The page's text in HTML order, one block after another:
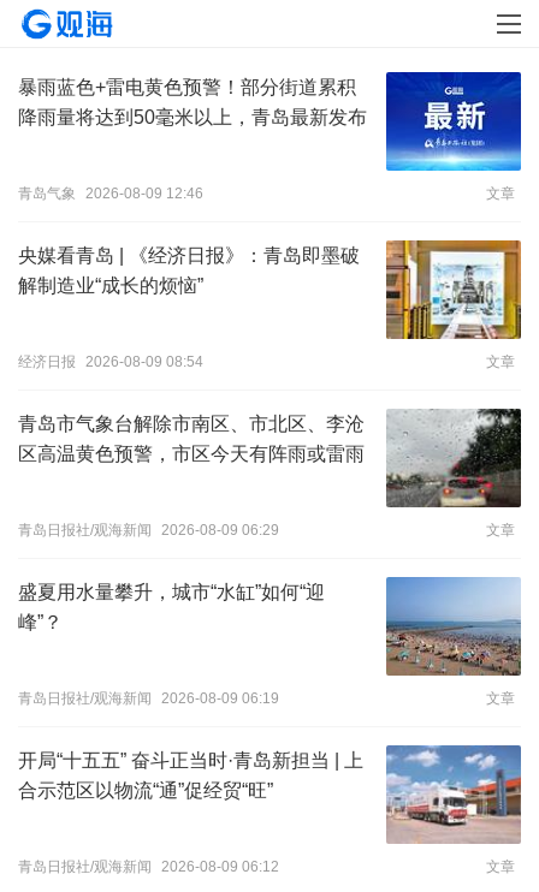
暴雨蓝色+雷电黄色预警！部分街道累积
降雨量将达到50毫米以上，青岛最新发布
青岛气象 2026-08-09 12:46 文章
央媒看青岛 | 《经济日报》：青岛即墨破
解制造业“成长的烦恼”
经济日报 2026-08-09 08:54 文章
青岛市气象台解除市南区、市北区、李沧
区高温黄色预警，市区今天有阵雨或雷雨
​青岛日报社/观海新闻 2026-08-09 06:29 文章
盛夏用水量攀升，城市“水缸”如何“迎
峰”？
青岛日报社/观海新闻 2026-08-09 06:19 文章
开局“十五五” 奋斗正当时·青岛新担当 | 上
合示范区以物流“通”促经贸“旺”
青岛日报社/观海新闻 2026-08-09 06:12 文章